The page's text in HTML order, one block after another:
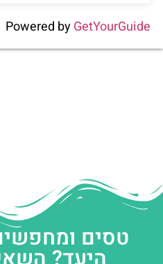
Powered byGetYourGuide
טסים